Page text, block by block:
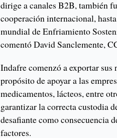
dirige a canales B2B, también
cooperación internacional,
mundial de Enfriamiento
comentó David Sanclemente,
Indafre comenzó a exportar
propósito de apoyar a las
medicamentos, lácteos, entre
garantizar la correcta custodia
desafiante como consecuencia
factores.